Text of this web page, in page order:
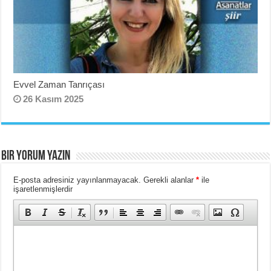
Evvel Zaman Tanrıçası
26 Kasım 2025
BIR YORUM YAZIN
E-posta adresiniz yayınlanmayacak. Gerekli alanlar* ile
işaretlenmişlerdir